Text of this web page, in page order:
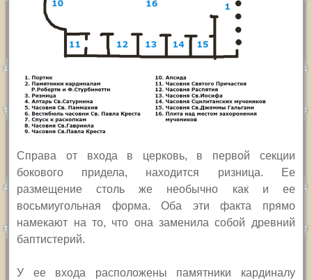
Справа от входа в церковь, в первой секции
бокового придела, находится ризница. Ее
размещение столь же необычно как и ее
восьмиугольная форма. Оба эти факта прямо
намекают на то, что она заменила собой древний
баптистерий.
У ее входа расположены памятники кардиналу